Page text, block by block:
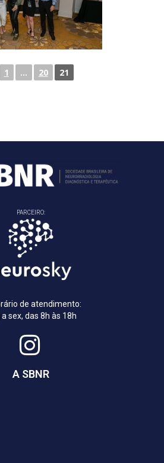
1 ... 20 21
PARCEIRO:
de atendimento:
sex, das 8h às 18h
A SBNR